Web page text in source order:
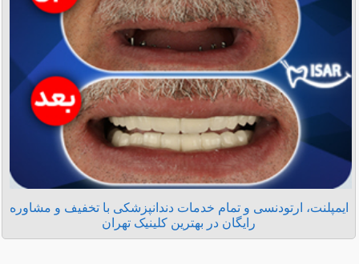
ایمپلنت، ارتودنسی و تمام خدمات دندانپزشکی با تخفیف و مشاوره
رایگان در بهترین کلینیک تهران